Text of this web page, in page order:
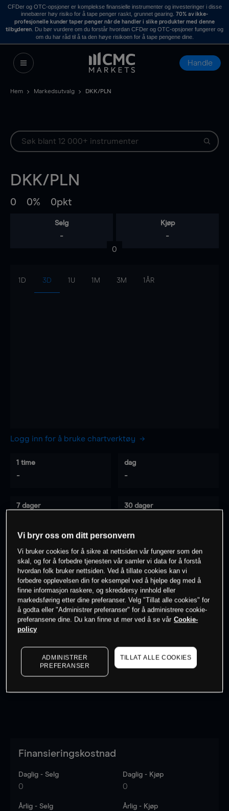
CFDer og OTC-opsjoner er komplekse finansielle instrumenter og investeringer i disse
innebærer høy risiko for å tape penger raskt, grunnet gearing. 70% av ikke-
profesjonelle kunder taper penger når de handler i slike produkter med denne
tilbyderen . Du bør vurdere om du forstår hvordan CFDer og OTC-opsjoner fungerer og
om du har råd til å ta den høye risikoen for å tape pengene dine.
Handle
Hem Markedsutvalg DKK/PLN
DKK/PLN
0 0% 0pkt
Selg
-
Kjøp
-
0
1D 3D 1U 1M 3M 1ÅR
Logg inn for å bruke chartverktøy
1 time
-
dag
-
7 dager 30 dager
0% av kunder erpå dette instrumentet
Søk om konto
Kursene er veiledende.
Finansieringskostnad
Daglig - Selg
0
Daglig - Kjøp
0
Årlig - Selg Årlig - Kjøp
Vi bryr oss om ditt personvern
Vi bruker cookies for å sikre at nettsiden vår fungerer som den
skal, og for å forbedre tjenesten vår samler vi data for å forstå
hvordan folk bruker nettsiden. Ved å tillate cookies kan vi
forbedre opplevelsen din for eksempel ved å hjelpe deg med å
finne informasjon raskere, og skreddersy innhold eller
markedsføring etter dine preferanser. Velg "Tillat alle cookies" for
å godta eller "Administrer preferanser" for å administrere cookie-
preferansene dine. Du kan finne ut mer ved å se vår Cookie-
policy
ADMINISTRER
PREFERANSER
TILLAT ALLE COOKIES